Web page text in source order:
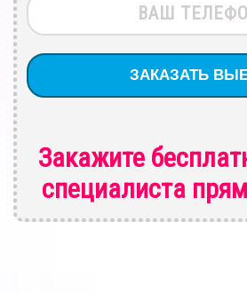
Закажите
специалиста